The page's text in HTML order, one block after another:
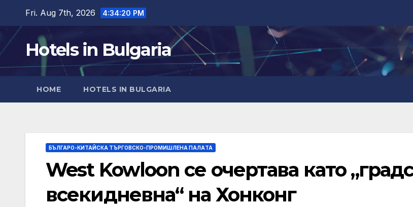
content
Fri. Aug 7th, 2026 4:34:22 PM
Hotels in Bulgaria
HOME HOTELS IN BULGARIA
БЪЛГАРО-КИТАЙСКА ТЪРГОВСКО-ПРОМИШЛЕНА ПАЛAТА
West Kowloon се очертава като
всекидневна“ на Хонконг